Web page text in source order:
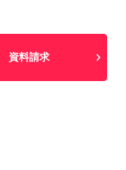
資料請求